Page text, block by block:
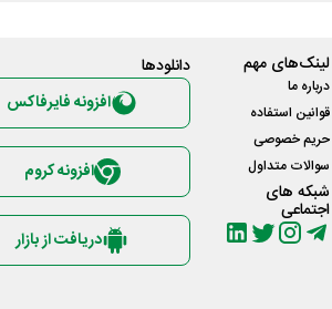
لینک‌های مهم
درباره ما
قوانین استفاده
حریم خصوصی
سوالات متداول
شبکه های
اجتماعی
دانلود‌ها
افزونه فایرفاکس
افزونه کروم
دریافت از بازار